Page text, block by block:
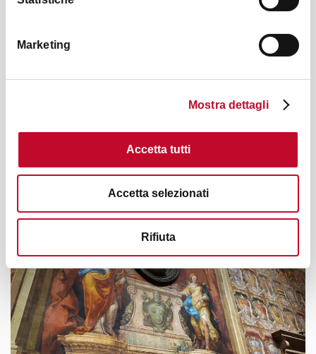
Marketing
Mostra dettagli
Accetta tutti
Accetta selezionati
Rifiuta
老犹太区